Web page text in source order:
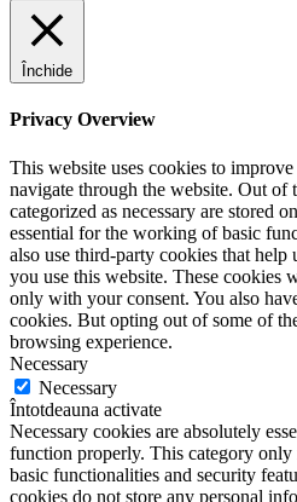
Închide
Privacy Overview
This website uses cookies to
navigate through the website. Out of
categorized as necessary are stored
essential for the working of basic
also use third-party cookies that help
you use this website. These cookies
only with your consent. You also
cookies. But opting out of some of
browsing experience.
Necessary
Necessary
Întotdeauna activate
Necessary cookies are absolutely
function properly. This category only
basic functionalities and security
cookies do not store any personal